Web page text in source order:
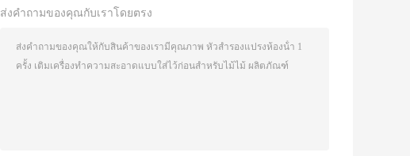
ส่งคำถามของคุณกับเราโดยตรง